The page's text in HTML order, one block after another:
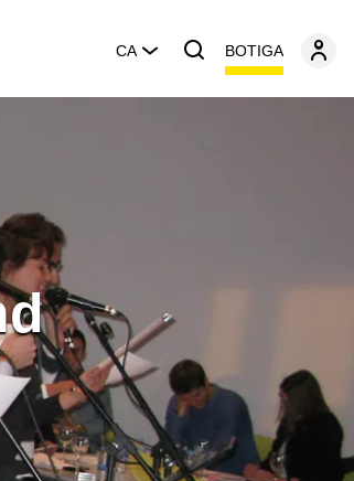
CA BOTIGA